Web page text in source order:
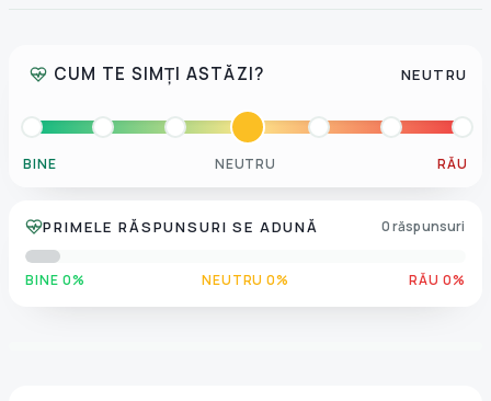
CUM TE SIMȚI ASTĂZI? NEUTRU
BINE NEUTRU RĂU
PRIMELE RĂSPUNSURI SE ADUNĂ 0 răspunsuri
BINE 0% NEUTRU 0% RĂU 0%